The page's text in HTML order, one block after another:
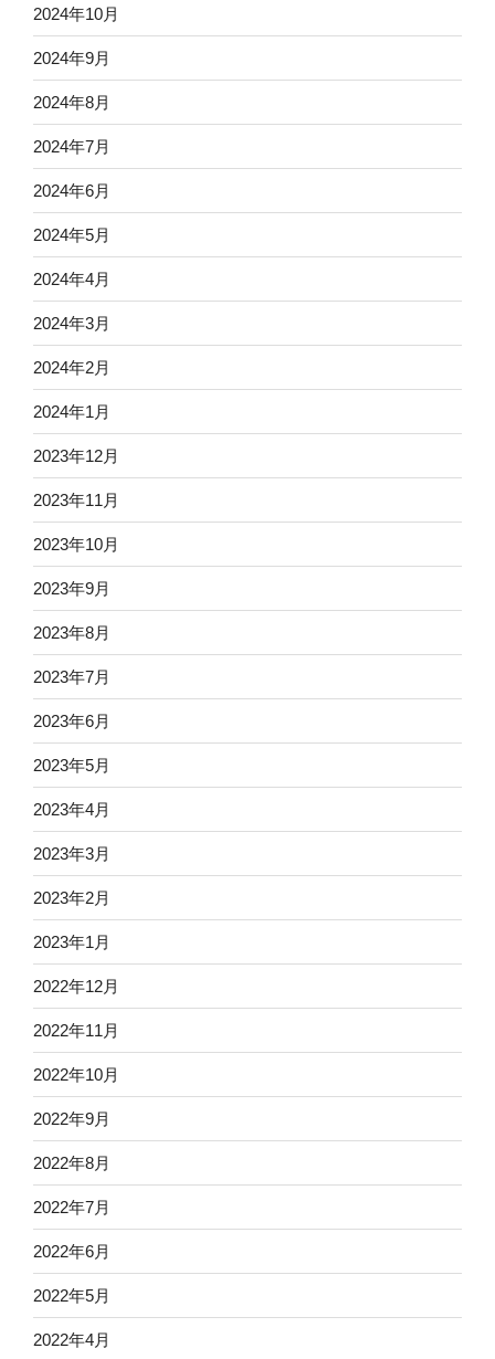
2024年10月
2024年9月
2024年8月
2024年7月
2024年6月
2024年5月
2024年4月
2024年3月
2024年2月
2024年1月
2023年12月
2023年11月
2023年10月
2023年9月
2023年8月
2023年7月
2023年6月
2023年5月
2023年4月
2023年3月
2023年2月
2023年1月
2022年12月
2022年11月
2022年10月
2022年9月
2022年8月
2022年7月
2022年6月
2022年5月
2022年4月